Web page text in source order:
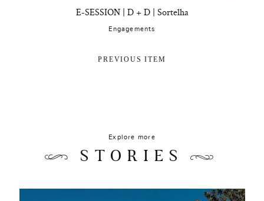
E-SESSION | D + D | Sortelha
Engagements
PREVIOUS ITEM
Explore more
STORIES